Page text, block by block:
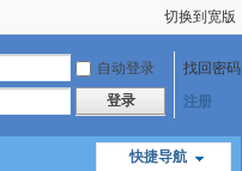
切换到宽版
自动登录
找回密码
登录 注册
快捷导航